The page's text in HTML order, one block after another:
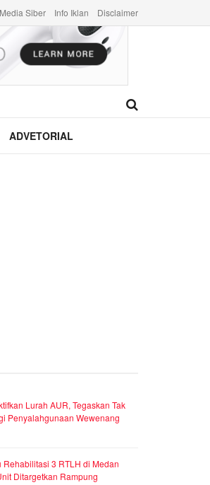
Siber Info Iklan Disclaimer
ADVETORIAL
Lurah AUR, Tegaskan Tak
Penyalahgunaan Wewenang
Rehabilitasi 3 RTLH di Medan
Ditargetkan Rampung